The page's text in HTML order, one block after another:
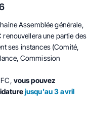
Assemblée générale,
renouvellera une partie des
ses instances (Comité,
Commission
vous pouvez
jusqu'au 3 avril